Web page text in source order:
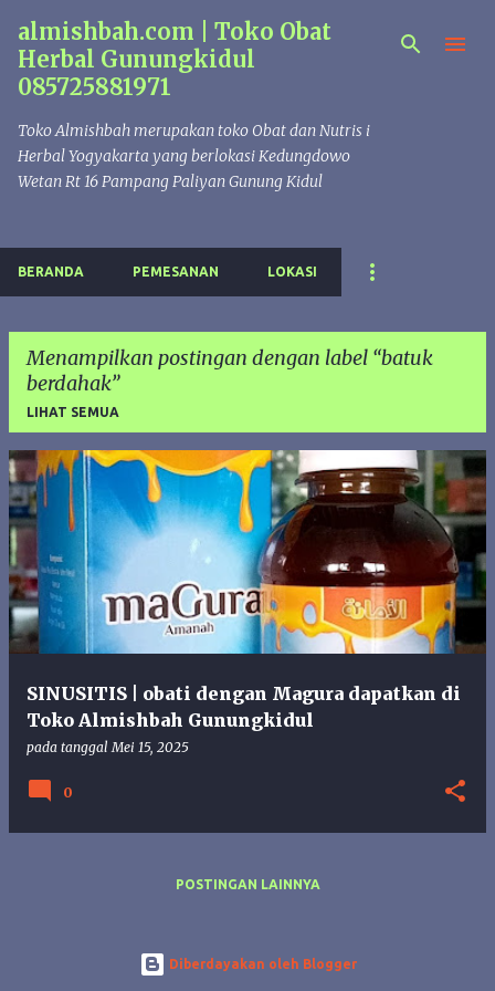
Langsung ke konten utama
almishbah.com | Toko Obat
Herbal Gunungkidul
085725881971
Toko Almishbah merupakan toko Obat dan Nutris i
Herbal Yogyakarta yang berlokasi Kedungdowo
Wetan Rt 16 Pampang Paliyan Gunung Kidul
BERANDA PEMESANAN LOKASI
Menampilkan postingan dengan label batuk
berdahak
LIHAT SEMUA
P
o
s
n
g
a
SINUSITIS | obati dengan Magura dapatkan di
Toko Almishbah Gunungkidul
pada tanggalMei 15, 2025
0
POSTINGAN LAINNYA
Diberdayakan oleh Blogger